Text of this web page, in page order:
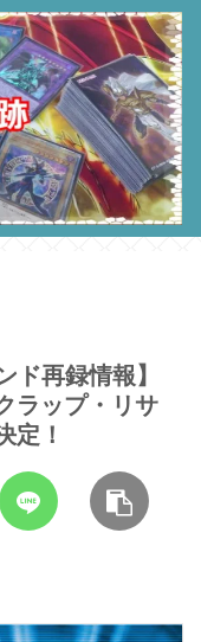
ド再録情報】
ラップ・リサ
定！